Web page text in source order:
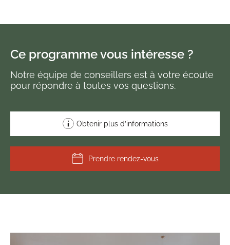
Ce programme vous intéresse ?
Notre équipe de conseillers est à votre écoute
pour répondre à toutes vos questions.
Obtenir plus d’informations
Prendre rendez-vous